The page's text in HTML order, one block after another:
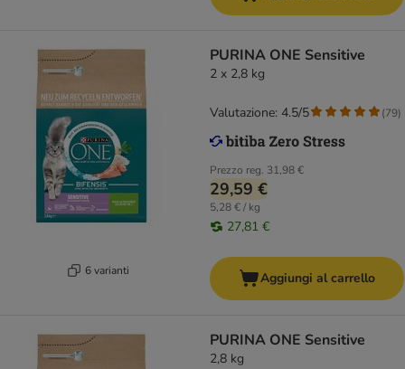
6 varianti
PURINA ONE Sensitive
2 x 2,8 kg
Prezzo reg. 31,98 €
29,59 €
5,28 € / kg
27,81 €
Valutazione: 4.5/5 (79)
Aggiungi al carrello
PURINA ONE Sensitive
2,8 kg